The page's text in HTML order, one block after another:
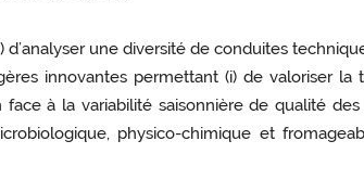
une diversité de conduites
innovantes permettant (i) de valoriser la
à la variabilité saisonnière de qualité des
physico-chimique et